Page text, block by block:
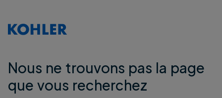
Nous ne trouvons pas la page
que vous recherchez